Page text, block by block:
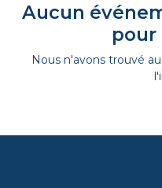
Aucun
Nous n'avons trouvé